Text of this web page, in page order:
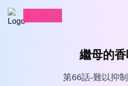
繼母的
第66話-難以抑